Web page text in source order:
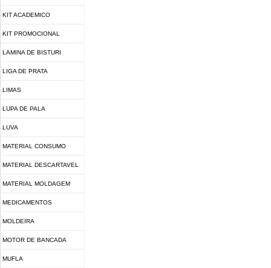
KIT ACADEMICO
KIT PROMOCIONAL
LAMINA DE BISTURI
LIGA DE PRATA
LIMAS
LUPA DE PALA
LUVA
MATERIAL CONSUMO
MATERIAL DESCARTAVEL
MATERIAL MOLDAGEM
MEDICAMENTOS
MOLDEIRA
MOTOR DE BANCADA
MUFLA